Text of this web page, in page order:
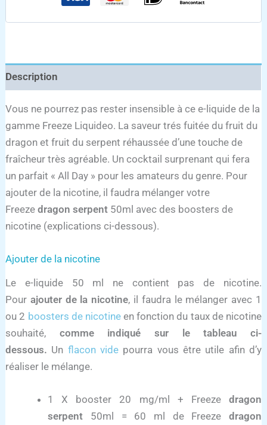
Description
Vous ne pourrez pas rester insensible à ce e-liquide de la
gamme Freeze Liquideo. La saveur trés fuitée du fruit du
dragon et fruit du serpent réhaussée d’une touche de
fraîcheur très agréable. Un cocktail surprenant qui fera
un parfait « All Day » pour les amateurs du genre. Pour
ajouter de la nicotine, il faudra mélanger votre
Freezedragon serpent 50ml avec des boosters de
nicotine (explications ci-dessous).
Ajouter de la nicotine
Le e-liquide 50 ml ne contient pas de nicotine.
Pour ajouter de la nicotine, il faudra le mélanger avec 1
ou 2 boosters de nicotineen fonction du taux de nicotine
souhaité, comme indiqué sur le tableau ci-
dessous. Un flacon vide pourra vous être utile afin d’y
réaliser le mélange.
1 X booster 20 mg/ml + Freeze dragon
serpent 50ml = 60 ml de Freeze dragon